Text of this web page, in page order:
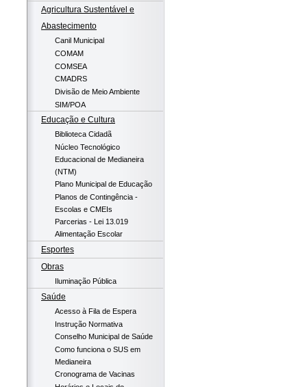
Agricultura Sustentável e
Abastecimento
Canil Municipal
COMAM
COMSEA
CMADRS
Divisão de Meio Ambiente
SIM/POA
Educação e Cultura
Biblioteca Cidadã
Núcleo Tecnológico
Educacional de Medianeira
(NTM)
Plano Municipal de Educação
Planos de Contingência -
Escolas e CMEIs
Parcerias - Lei 13.019
Alimentação Escolar
Esportes
Obras
Iluminação Pública
Saúde
Acesso à Fila de Espera
Instrução Normativa
Conselho Municipal de Saúde
Como funciona o SUS em
Medianeira
Cronograma de Vacinas